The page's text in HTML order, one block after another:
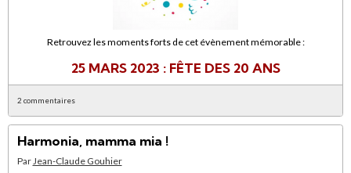
Retrouvez les moments forts de cet évènement mémorable :
25 MARS 2023 : FÊTE DES 20 ANS
2 commentaires
Harmonia, mamma mia !
ParJean-Claude Gouhier